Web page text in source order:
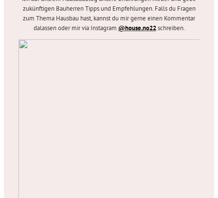
zukünftigen Bauherren Tipps und Empfehlungen. Falls du Fragen
zum Thema Hausbau hast, kannst du mir gerne einen Kommentar
dalassen oder mir via Instagram @house.no22schreiben.